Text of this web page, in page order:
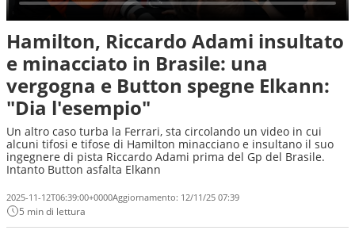
Hamilton, Riccardo Adami insultato
e minacciato in Brasile: una
vergogna e Button spegne Elkann:
"Dia l'esempio"
Un altro caso turba la Ferrari, sta circolando un video in cui
alcuni tifosi e tifose di Hamilton minacciano e insultano il suo
ingegnere di pista Riccardo Adami prima del Gp del Brasile.
Intanto Button asfalta Elkann
2025-11-12T06:39:00+0000Aggiornamento: 12/11/25 07:39
5 min di lettura